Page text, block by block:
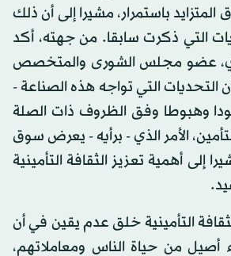
باستمرار، مشيرا إلى أن ذلك
التي ذكرت سابقا. من جهته، أكد
عضو مجلس الشورى والمتخصص
التحديات التي تواجه هذه الصناعة -
وهبوطا وفق الظروف ذات الصلة
الأمر الذي - برأيه - يعرض سوق
إلى أهمية تعزيز الثقافة التأمينية
التأمينية خلق عدم يقين في أن
أصيل من حياة الناس ومعاملاتهم،